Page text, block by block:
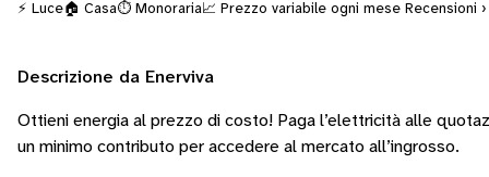
⚡ Luce🏠 Casa⏱️ Monoraria📈 Prezzo variabile ogni mese Recensioni ›
Descrizione da Enerviva
Ottieni energia al prezzo di costo! Paga l’elettricità alle
un minimo contributo per accedere al mercato all’ingrosso.